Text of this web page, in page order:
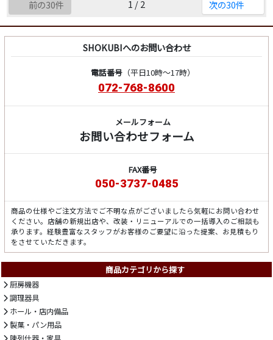
前の30件 1 / 2 次の30件
SHOKUBIへのお問い合わせ
電話番号（平日10時～17時）
072-768-8600
メールフォーム
お問い合わせフォーム
FAX番号
050-3737-0485
商品の仕様やご注文方法でご不明な点がございましたら気軽にお問い合わせ
ください。店舗の新規出店や、改装・リニューアルでの一括導入のご相談も
承ります。経験豊富なスタッフがお客様のご要望に沿った提案、お見積もり
をさせていただきます。
商品カテゴリから探す
厨房機器
調理器具
ホール・店内備品
製菓・パン用品